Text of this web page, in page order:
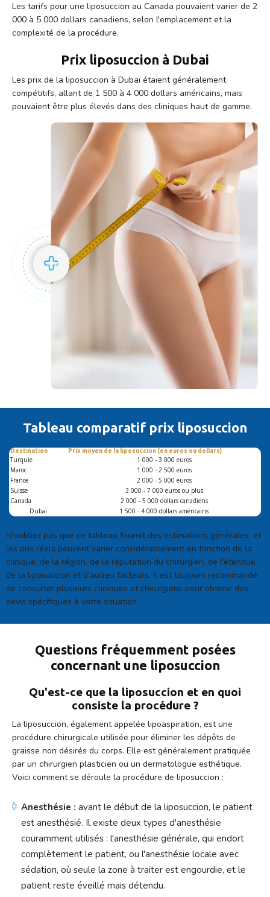
Les tarifs pour une liposuccion au Canada pouvaient varier de 2
000 à 5 000 dollars canadiens, selon l'emplacement et la
complexité de la procédure.
Prix liposuccion à Dubai
Les prix de la liposuccion à Dubaï étaient généralement
compétitifs, allant de 1 500 à 4 000 dollars américains, mais
pouvaient être plus élevés dans des cliniques haut de gamme.
Tableau comparatif prix liposuccion
Destination Prix moyen de la liposuccion (en euros ou dollars)
Turquie
1 000 - 3 000 euros
Maroc
1 000 - 2 500 euros
France
2 000 - 5 000 euros
Suisse
3 000 - 7 000 euros ou plus
Canada
2 000 - 5 000 dollars canadiens
Dubaï
1 500 - 4 000 dollars américains
N'oubliez pas que ce tableau fournit des estimations générales, et
les prix réels peuvent varier considérablement en fonction de la
clinique, de la région, de la réputation du chirurgien, de l'étendue
de la liposuccion et d'autres facteurs. Il est toujours recommandé
de consulter plusieurs cliniques et chirurgiens pour obtenir des
devis spécifiques à votre situation.
Questions fréquemment posées
concernant une liposuccion
Qu'est-ce que la liposuccion et en quoi
consiste la procédure ?
La liposuccion, également appelée lipoaspiration, est une
procédure chirurgicale utilisée pour éliminer les dépôts de
graisse non désirés du corps. Elle est généralement pratiquée
par un chirurgien plasticien ou un dermatologue esthétique.
Voici comment se déroule la procédure de liposuccion :
Anesthésie : avant le début de la liposuccion, le patient
est anesthésié. Il existe deux types d'anesthésie
couramment utilisés : l'anesthésie générale, qui endort
complètement le patient, ou l'anesthésie locale avec
sédation, où seule la zone à traiter est engourdie, et le
patient reste éveillé mais détendu.